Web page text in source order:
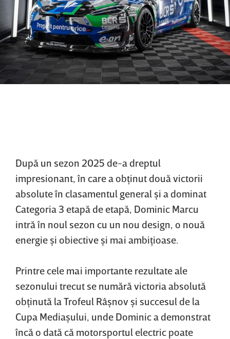
După un sezon 2025 de-a dreptul
impresionant, în care a obţinut două victorii
absolute în clasamentul general şi a dominat
Categoria 3 etapă de etapă, Dominic Marcu
intră în noul sezon cu un nou design, o nouă
energie şi obiective şi mai ambiţioase.
Printre cele mai importante rezultate ale
sezonului trecut se numără victoria absolută
obţinută la Trofeul Râşnov şi succesul de la
Cupa Mediaşului, unde Dominic a demonstrat
încă o dată că motorsportul electric poate